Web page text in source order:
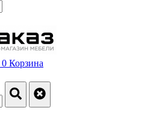
0 Корзина